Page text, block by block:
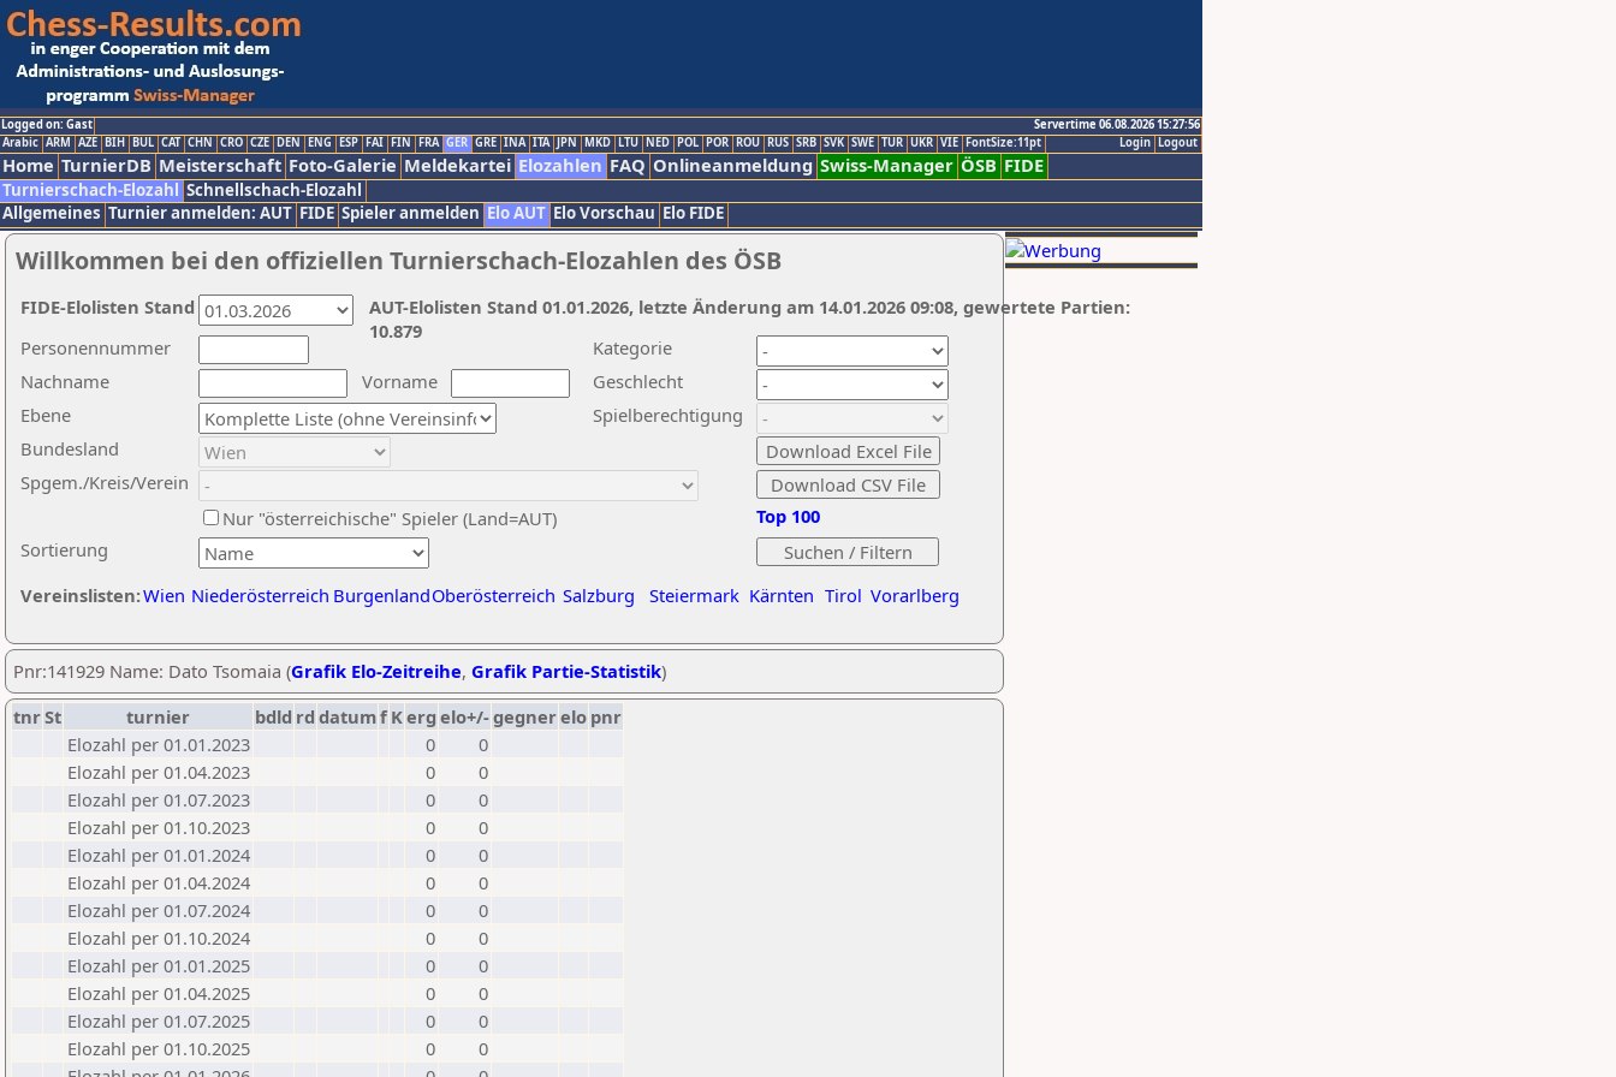
Logged on: Gast
Servertime 06.08.2026 15:27:56
Logout
Login
Arabic ARM AZE BIH BUL CAT CHN CRO CZE DEN ENG ESP FAI FIN FRA GER GRE INA ITA JPN MKD LTU NED POL POR ROU RUS SRB SVK SWE TUR UKR VIE FontSize:11pt
Home TurnierDB Meisterschaft Foto-Galerie Meldekartei Elozahlen FAQ Onlineanmeldung Swiss-Manager ÖSB FIDE
Turnierschach-Elozahl Schnellschach-Elozahl
Allgemeines Turnier anmelden: AUT FIDE Spieler anmelden Elo AUT Elo Vorschau Elo FIDE
Willkommen bei den offiziellen Turnierschach-Elozahlen des ÖSB
Nachname
Vorname
Ebene
Kategorie
Sortierung
Personennummer
Bundesland
Spgem./Kreis/Verein
Geschlecht
Nur "österreichische" Spieler (Land=AUT)
Spielberechtigung
Vereinslisten:Wien Niederösterreich BurgenlandOberösterreich Salzburg Steiermark Kärnten Tirol Vorarlberg
Top 100
AUT-Elolisten Stand 01.01.2026, letzte Änderung am 14.01.2026 09:08, gewertete Partien:
10.879
FIDE-Elolisten Stand
Pnr:141929 Name: Dato Tsomaia (Grafik Elo-Zeitreihe, Grafik Partie-Statistik)
tnrSt turnier bdld rd datumf Kerg elo+/-gegnerelo pnr
Elozahl per 01.01.2023
0
0
Elozahl per 01.04.2023
0
0
Elozahl per 01.07.2023
0
0
Elozahl per 01.10.2023
0
0
Elozahl per 01.01.2024
0
0
Elozahl per 01.04.2024
0
0
Elozahl per 01.07.2024
0
0
Elozahl per 01.10.2024
0
0
Elozahl per 01.01.2025
0
0
Elozahl per 01.04.2025
0
0
Elozahl per 01.07.2025
0
0
Elozahl per 01.10.2025
0
0